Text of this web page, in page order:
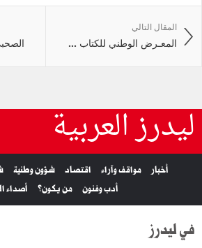
المقال التالي
المعـرض الوطني للكتاب ...
ليدرز العربية
أخبار مواقف وآراء اقتصاد شؤون وطنية
أدب وفنون
من يكون؟ أصداء
في ليدرز